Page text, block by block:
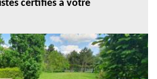
certifiés à votre